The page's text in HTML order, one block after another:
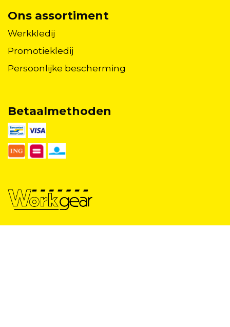
Ons assortiment
Werkkledij
Promotiekledij
Persoonlijke bescherming
Betaalmethoden